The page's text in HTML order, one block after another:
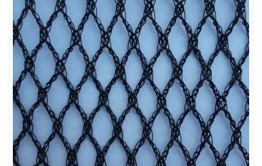
LƯỚI CHẮN CÔN TRÙNG